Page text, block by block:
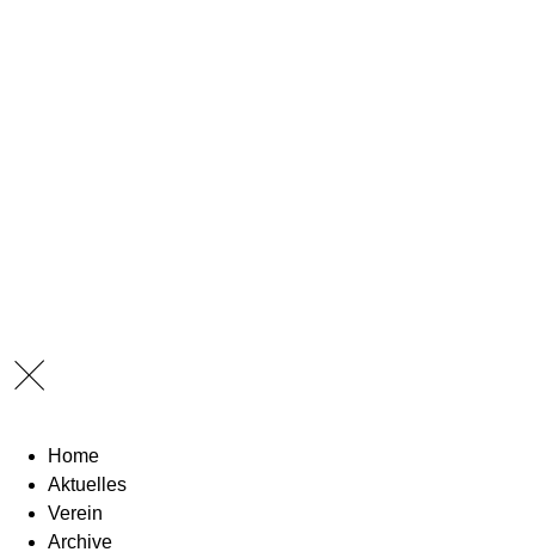
Home
Aktuelles
Verein
Archive